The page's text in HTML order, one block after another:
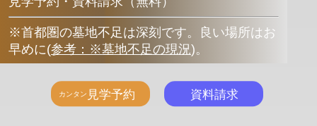
※首都圏の墓地不足は深刻です。良い場所はお
早めに(参考：※墓地不足の現況)。